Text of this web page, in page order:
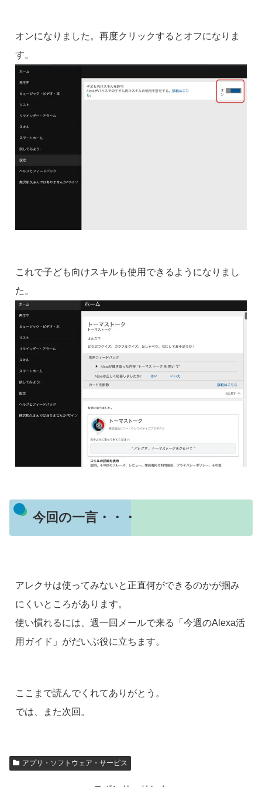
オンになりました。再度クリックするとオフになりま
す。
これで子ども向けスキルも使用できるようになりまし
た。
今回の一言・・・
アレクサは使ってみないと正直何ができるのかが掴み
にくいところがあります。
使い慣れるには、週一回メールで来る「今週のAlexa活
用ガイド」がだいぶ役に立ちます。
ここまで読んでくれてありがとう。
では、また次回。
アプリ・ソフトウェア・サービス